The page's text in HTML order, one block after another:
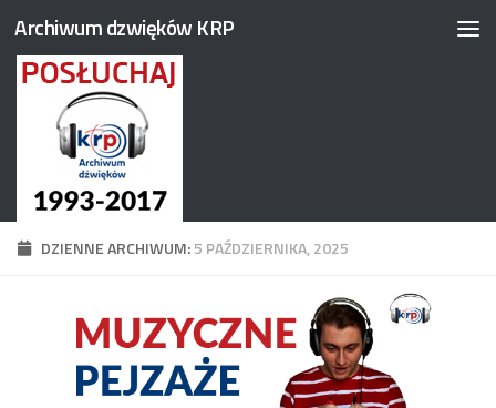
Przejdź do treści
Archiwum dzwięków KRP
DZIENNE ARCHIWUM:5 PAŹDZIERNIKA, 2025